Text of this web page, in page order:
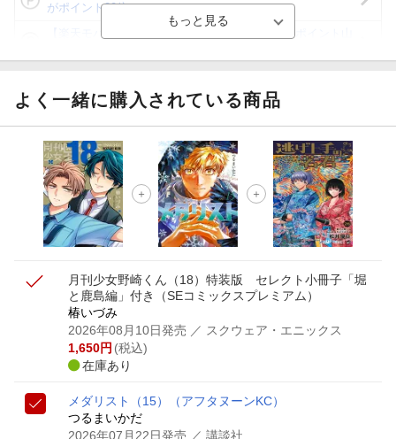
がポイント20倍
【楽天モバイルご利用者限定】条件達成で100万ポイント山
ト山分け
エントリー＆3,000円以上購入で無料データSIM（3GB/月プ
ラン）が当たる！
楽天モバイル紹介キャンペーンの拡散で300円OFFクーポン
進呈
よく一緒に購入されている商品
月刊少女野崎くん（18）特装版 セレクト小冊子「堀
と鹿島編」付き
（SEコミックスプレミアム）
椿いづみ
2026年08月10日発売 ／ スクウェア・エニックス
1,650円 (税込)
在庫あり
メダリスト（15）
（アフタヌーンKC）
つるまいかだ
2026年07月22日発売 ／ 講談社